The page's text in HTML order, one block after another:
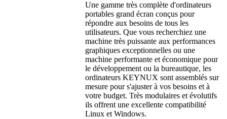
Une gamme très complète d'ordinateurs
portables grand écran conçus pour
répondre aux besoins de tous les
utilisateurs. Que vous recherchiez une
machine très puissante aux performances
graphiques exceptionnelles ou une
machine performante et économique pour
le développement ou la bureautique, les
ordinateurs KEYNUX sont assemblés sur
mesure pour s'ajuster à vos besoins et à
votre budget. Très modulaires et évolutifs
ils offrent une excellente compatibilité
Linux et Windows.